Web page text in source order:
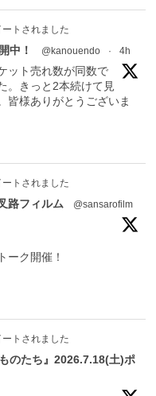
トされました
中！ @kanouendo · 4h
ット売れ数が同数で
。きっと2本続けて見
皆様ありがとうございま
トされました
路フィルム
@sansarofilm
ーク開催！
トされました
のたち』2026.7.18(土)ポ